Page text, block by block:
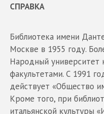
СПРАВКА
Библиотека имени
Москве в 1955 году.
Народный университет
факультетами. С 1991
действует «Общество
Кроме того, при
итальянской культуры